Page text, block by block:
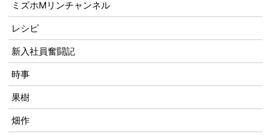
ミズホMリンチャンネル
レシピ
新入社員奮闘記
時事
果樹
畑作